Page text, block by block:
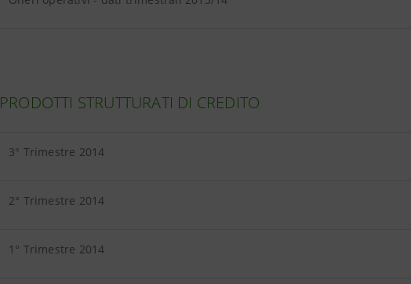
PRODOTTI STRUTTURATI DI CREDITO
3° Trimestre 2014
2° Trimestre 2014
1° Trimestre 2014